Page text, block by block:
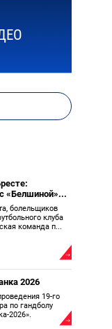
«Белшиной»...
болельщиков
клуба
команда п...
2026
19-го
по гандболу
2026».